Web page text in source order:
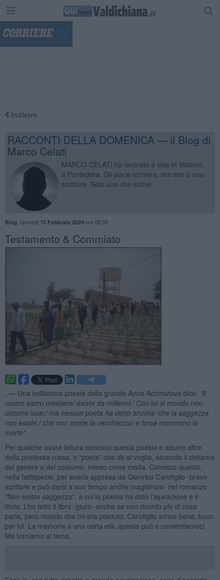
Indietro
RACCONTI DELLA DOMENICA — il Blog di
Marco Celati
MARCO CELATI ha lavorato e vive in Valdera,
a Pontedera. Gli piace scrivere, ma non è uno
scrittore. Solo uno che scrive.
Blog Giovedì 15 Febbraio 2024ore 08:00
Testamento & Commiato
. — Una bellissima poesia della grande Anna Achmátova dice: “Il
nostro sacro mestiere/ esiste da millenni./ Con lui al mondo non
occorre luce:/ ma nessun poeta ha detto ancora/ che la saggezza
non esiste,/ che non esiste la vecchiezza/ e forse nemmeno la
morte”.
Per qualche avara lettura conosco questa poesia e alcune altre
della poetessa russa, o “poeta” che dir si voglia, secondo il dettame
del genere o del costume, inteso come moda. Conosco questa,
nella fattispecie, per averla appresa da Gianrico Carofiglio -bravo
scrittore e può darsi a suo tempo anche magistrato- nel romanzo
“Non esiste saggezza”, a cui la poesia ha dato l’ispirazione e il
titolo. L’ho letto il libro -giuro- anche se non ricordo più di cosa
parla, però ricordo che mi era piaciuto: Carofiglio scrive bene, buon
per lui. La memoria a una certa età, questo può e contentiamoci.
Ma torniamo al tema.